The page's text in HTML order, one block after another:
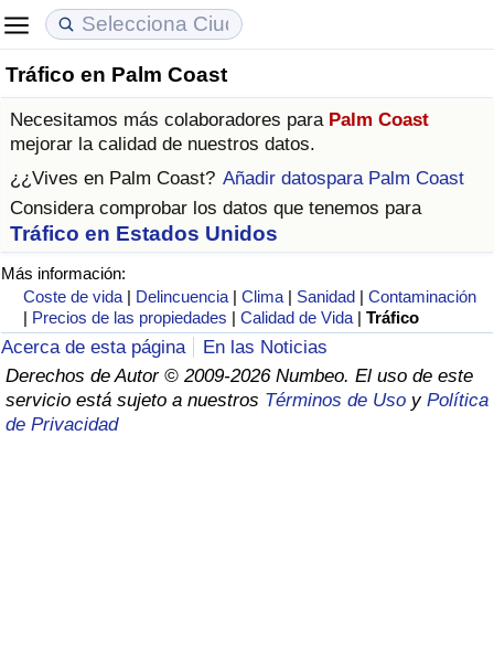
Tráfico en Palm Coast
Necesitamos más colaboradores para Palm Coast
mejorar la calidad de nuestros datos.
¿¿Vives en Palm Coast? Añadir datospara Palm Coast
Considera comprobar los datos que tenemos para
Tráfico en Estados Unidos
Más información:
Coste de vida | Delincuencia |Clima | Sanidad |Contaminación
| Precios de las propiedades |Calidad de Vida |Tráfico
Acerca de esta página
En las Noticias
Derechos de Autor © 2009-2026 Numbeo. El uso de este
servicio está sujeto a nuestros Términos de Uso y Política
de Privacidad
Coste de vida
Índice de Costo de Vida (Actual)
Índice de Costo de Vida
Índice de costo de vida por país
en aqaba
Precios de las propiedades
Índice de Precios de Inmuebles (Actual)
Índice de Precios de Inmuebles
Índice de Precios de Inmuebles por País
Calidad de Vida
Índice de Calidad de Vida
Índice de Calidad de Vida (Actual)
Índice de calidad de vida por país
Delincuencia
Calificación del Índice de Criminalidad
(Actual)